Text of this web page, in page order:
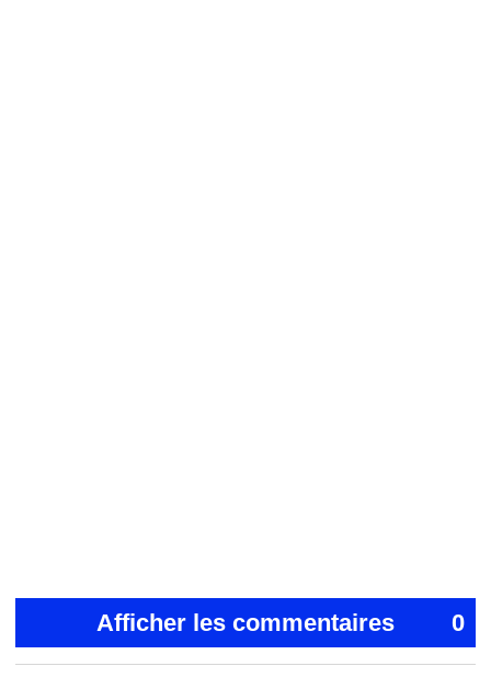
Afficher les commentaires 0